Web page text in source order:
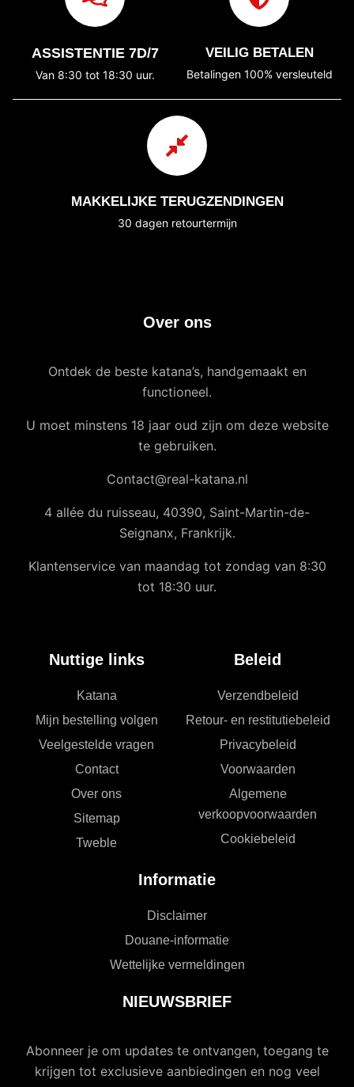
ASSISTENTIE 7D/7
Van 8:30 tot 18:30 uur.
VEILIG BETALEN
Betalingen 100% versleuteld
MAKKELIJKE TERUGZENDINGEN
30 dagen retourtermijn
Over ons
Ontdek de beste katana’s, handgemaakt en
functioneel.
U moet minstens 18 jaar oud zijn om deze website
te gebruiken.
Contact@real-katana.nl
4 allée du ruisseau, 40390, Saint-Martin-de-
Seignanx, Frankrijk.
Klantenservice van maandag tot zondag van 8:30
tot 18:30 uur.
Nuttige links
Katana
Mijn bestelling volgen
Veelgestelde vragen
Contact
Over ons
Sitemap
Tweble
Beleid
Verzendbeleid
Retour- en restitutiebeleid
Privacybeleid
Voorwaarden
Algemene
verkoopvoorwaarden
Cookiebeleid
Informatie
Disclaimer
Douane-informatie
Wettelijke vermeldingen
NIEUWSBRIEF
Abonneer je om updates te ontvangen, toegang te
krijgen tot exclusieve aanbiedingen en nog veel